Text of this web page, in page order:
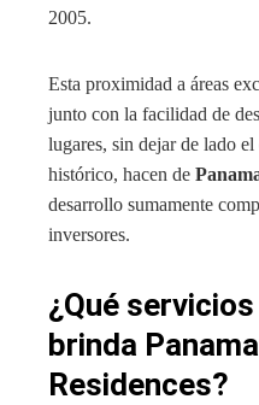
2005.
Esta proximidad a áreas
junto con la facilidad de
lugares, sin dejar de lado
histórico, hacen de
desarrollo sumamente
inversores.
¿Qué
brinda
Residences?